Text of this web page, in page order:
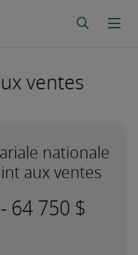
ventes
nationale
aux ventes
-